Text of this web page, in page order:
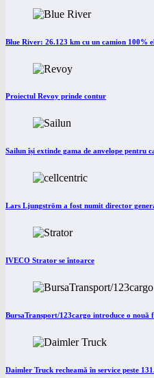
Blue River: 26.123 km cu un camion 100%
Proiectul Revoy prinde contur
Sailun își extinde gama de anvelope pentru
Lars Ljungström a fost numit director
IVECO Strator se întoarce
BursaTransport/123cargo introduce o nouă
Daimler Truck recheamă în service peste